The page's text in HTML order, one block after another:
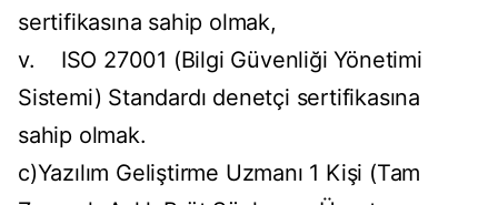
sertifikasına sahip olmak,
v. ISO 27001 (Bilgi Güvenliği Yönetimi
Sistemi) Standardı denetçi sertifikasına
sahip olmak.
c)Yazılım Geliştirme Uzmanı 1 Kişi (Tam